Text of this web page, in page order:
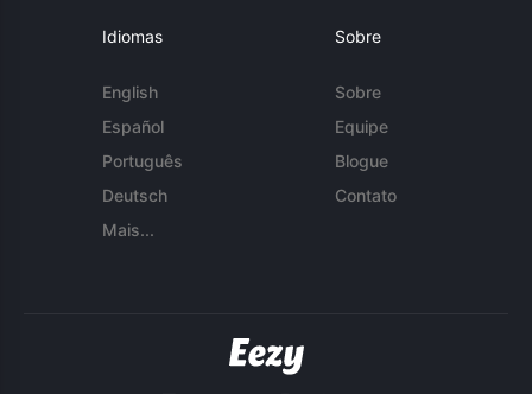
Idiomas
English
Español
Português
Deutsch
Mais...
Sobre
Sobre
Equipe
Blogue
Contato